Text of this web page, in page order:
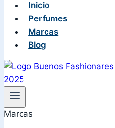
Inicio
Perfumes
Marcas
Blog
Marcas